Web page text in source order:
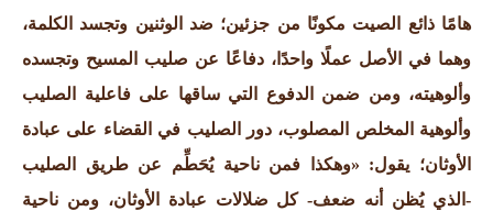
هامًا ذائع الصيت مكونًا من جزئين؛ ضد الوثنين وتجسد الكلمة،
وهما في الأصل عملًا واحدًا، دفاعًا عن صليب المسيح وتجسده
وألوهيته، ومن ضمن الدفوع التي ساقها على فاعلية الصليب
وألوهية المخلص المصلوب، دور الصليب في القضاء على عبادة
الأوثان؛ يقول: «وهكذا فمن ناحية يُحَطِّم عن طريق الصليب
-الذي يُظن أنه ضعف- كل ضلالات عبادة الأوثان، ومن ناحية